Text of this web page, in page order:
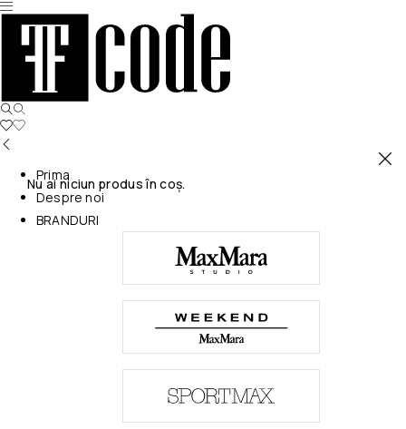
Nu ai niciun produs în coș.
Prima
Despre noi
BRANDURI